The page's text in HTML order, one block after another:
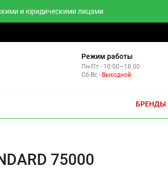
и юридическими лицами
Режим работы
Пн-Пт - 10:00—18:00
Сб-Вс - Выходной
БРЕНДЫ
75000